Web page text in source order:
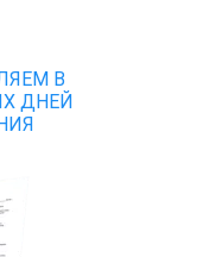
В
ДНЕЙ